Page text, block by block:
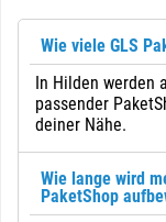
Wie viele GLS
In Hilden werden
passender
deiner Nähe.
Wie lange wird
PaketShop